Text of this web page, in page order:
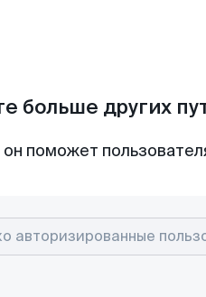
больше других
поможет